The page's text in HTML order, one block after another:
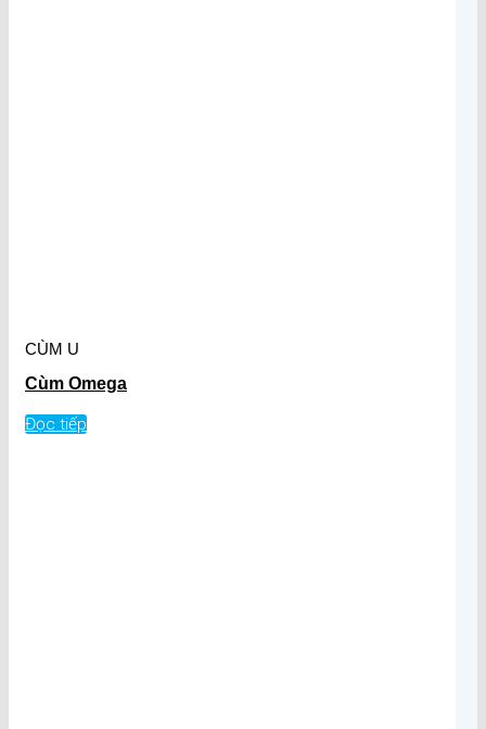
CÙM U
Cùm Omega
Đọc tiếp